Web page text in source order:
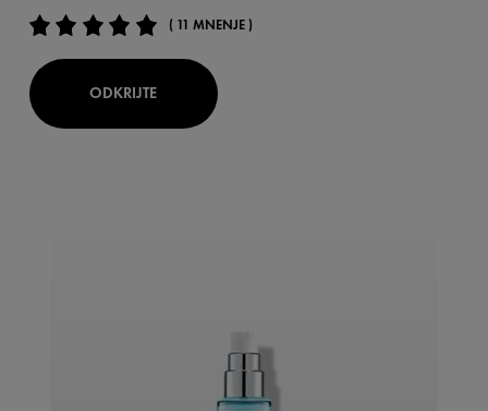
( 11 MNENJE )
ODKRIJTE